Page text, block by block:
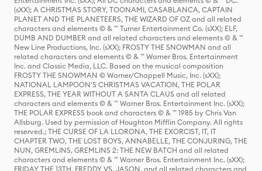
(sXX); A CHRISTMAS STORY, TOONAMI, CASABLANCA, CAPTAIN
PLANET AND THE PLANETEERS, THE WIZARD OF OZ and all related
characters and elements © & ™ Turner Entertainment Co. (sXX); ELF,
DUMB AND DUMBER and all related characters and elements © & ™
New Line Productions, Inc. (sXX); FROSTY THE SNOWMAN and all
related characters and elements © & ™ Warner Bros. Entertainment
Inc. and Classic Media, LLC. Based on the musical composition
FROSTY THE SNOWMAN © Warner/Chappell Music, Inc. (sXX);
NATIONAL LAMPOON'S CHRISTMAS VACATION, THE POLAR
EXPRESS, THE YEAR WITHOUT A SANTA CLAUS and all related
characters and elements © & ™ Warner Bros. Entertainment Inc. (sXX);
THE POLAR EXPRESS book and characters © & ™ 1985 by Chris Van
Allsburg. Used by permission of Houghton Mifflin Company. All rights
reserved.; THE CURSE OF LA LLORONA, THE EXORCIST, IT, IT
CHAPTER TWO, THE LOST BOYS, ANNABELLE, THE CONJURING, THE
NUN, GREMLINS, GREMLINS 2: THE NEW BATCH and all related
characters and elements © & ™ Warner Bros. Entertainment Inc. (sXX);
FRIDAY THE 13TH, FREDDY VS. JASON, and all related characters and